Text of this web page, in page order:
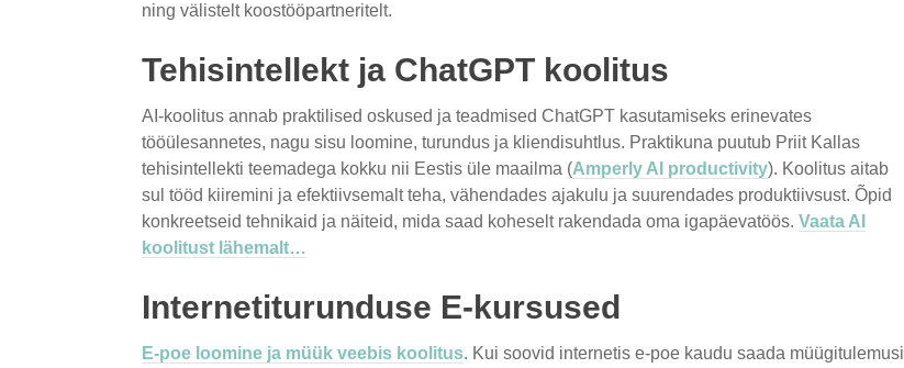
ning välistelt koostööpartneritelt.
Tehisintellekt ja ChatGPT koolitus
AI-koolitus annab praktilised oskused ja teadmised ChatGPT kasutamiseks erinevates
tööülesannetes, nagu sisu loomine, turundus ja kliendisuhtlus. Praktikuna puutub Priit Kallas
tehisintellekti teemadega kokku nii Eestis üle maailma (Amperly AI productivity). Koolitus aitab
sul tööd kiiremini ja efektiivsemalt teha, vähendades ajakulu ja suurendades produktiivsust. Õpid
konkreetseid tehnikaid ja näiteid, mida saad koheselt rakendada oma igapäevatöös. Vaata AI
koolitust lähemalt…
Internetiturunduse E-kursused
E-poe loomine ja müük veebis koolitus. Kui soovid internetis e-poe kaudu saada müügitulemusi